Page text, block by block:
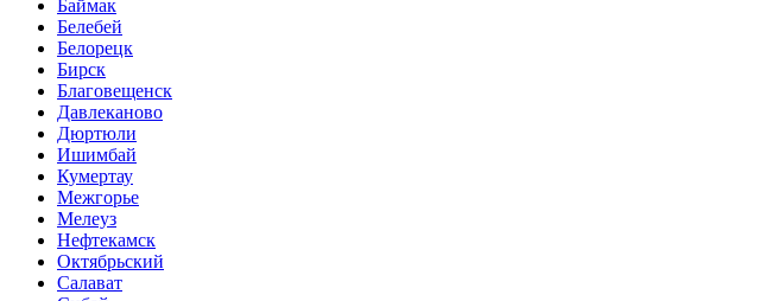
Баймак
Белебей
Белорецк
Бирск
Благовещенск
Давлеканово
Дюртюли
Ишимбай
Кумертау
Межгорье
Мелеуз
Нефтекамск
Октябрьский
Салават